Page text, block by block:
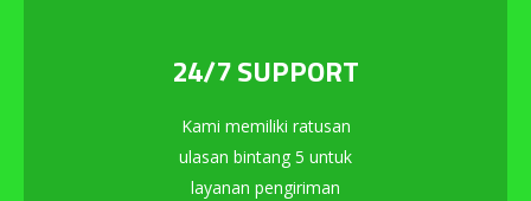
24/7 SUPPORT
Kami memiliki ratusan
ulasan bintang 5 untuk
layanan pengiriman